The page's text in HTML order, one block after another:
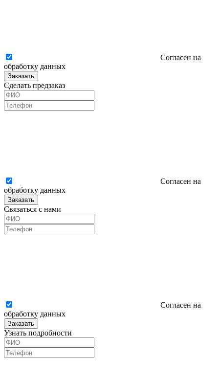
Согласен на
обработку данных
Заказать
Сделать предзаказ
Согласен на
обработку данных
Заказать
Связаться с нами
Согласен на
обработку данных
Заказать
Узнать подробности